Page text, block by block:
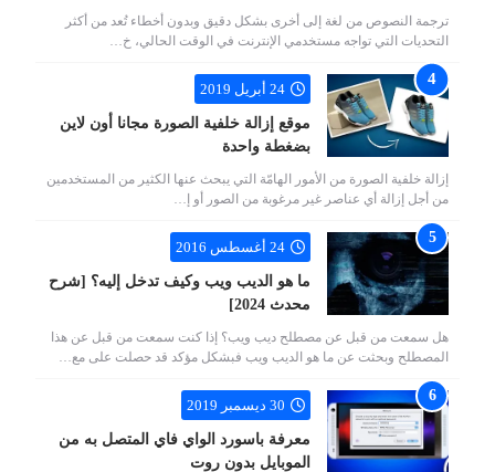
ترجمة النصوص من لغة إلى أخرى بشكل دقيق وبدون أخطاء تُعد من أكثر
التحديات التي تواجه مستخدمي الإنترنت في الوقت الحالي، خ…
24 أبريل 2019
موقع إزالة خلفية الصورة مجانا أون لاين
بضغطة واحدة
إزالة خلفية الصورة من الأمور الهامّة التي يبحث عنها الكثير من المستخدمين
من أجل إزالة أي عناصر غير مرغوبة من الصور أو إ…
24 أغسطس 2016
ما هو الديب ويب وكيف تدخل إليه؟ [شرح
محدث 2024]
هل سمعت من قبل عن مصطلح ديب ويب؟ إذا كنت سمعت من قبل عن هذا
المصطلح وبحثت عن ما هو الديب ويب فبشكل مؤكد قد حصلت على مع…
30 ديسمبر 2019
معرفة باسورد الواي فاي المتصل به من
الموبايل بدون روت